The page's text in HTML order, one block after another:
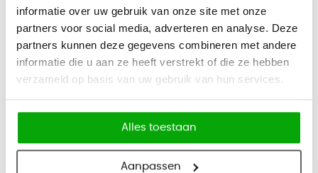
informatie over uw gebruik van onze site met onze
partners voor social media, adverteren en analyse. Deze
partners kunnen deze gegevens combineren met andere
informatie die u aan ze heeft verstrekt of die ze hebben
verzameld op basis van uw gebruik van hun services.
Alles toestaan
Aanpassen
Kuipstoel Situla Basic
275332,75
Vandaag besteld, binnen 4-6 weken bezorgd